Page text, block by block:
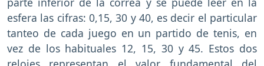
esfera las cifras: 0,15, 30 y 40, es decir el particular
tanteo de cada juego en un partido de tenis, en
vez de los habituales 12, 15, 30 y 45. Estos dos